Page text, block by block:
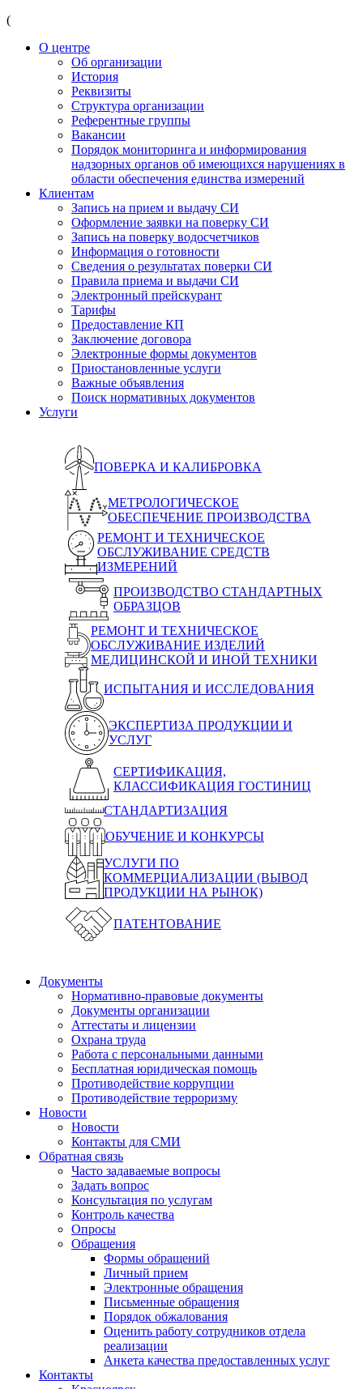
(
О центре
Об организации
История
Реквизиты
Структура организации
Референтные группы
Вакансии
Порядок мониторинга и информирования
надзорных органов об имеющихся нарушениях в
области обеспечения единства измерений
Клиентам
Запись на прием и выдачу СИ
Оформление заявки на поверку СИ
Запись на поверку водосчетчиков
Информация о готовности
Сведения о результатах поверки СИ
Правила приема и выдачи СИ
Электронный прейскурант
Тарифы
Предоставление КП
Заключение договора
Электронные формы документов
Приостановленные услуги
Важные объявления
Поиск нормативных документов
Услуги
ПОВЕРКА И КАЛИБРОВКА
МЕТРОЛОГИЧЕСКОЕ
ОБЕСПЕЧЕНИЕ ПРОИЗВОДСТВА
РЕМОНТ И ТЕХНИЧЕСКОЕ
ОБСЛУЖИВАНИЕ СРЕДСТВ
ИЗМЕРЕНИЙ
ПРОИЗВОДСТВО СТАНДАРТНЫХ
ОБРАЗЦОВ
РЕМОНТ И ТЕХНИЧЕСКОЕ
ОБСЛУЖИВАНИЕ ИЗДЕЛИЙ
МЕДИЦИНСКОЙ И ИНОЙ ТЕХНИКИ
ИСПЫТАНИЯ И ИССЛЕДОВАНИЯ
ЭКСПЕРТИЗА ПРОДУКЦИИ И
УСЛУГ
СЕРТИФИКАЦИЯ,
КЛАССИФИКАЦИЯ ГОСТИНИЦ
СТАНДАРТИЗАЦИЯ
ОБУЧЕНИЕ И КОНКУРСЫ
УСЛУГИ ПО
КОММЕРЦИАЛИЗАЦИИ (ВЫВОД
ПРОДУКЦИИ НА РЫНОК)
ПАТЕНТОВАНИЕ
Документы
Нормативно-правовые документы
Документы организации
Аттестаты и лицензии
Охрана труда
Работа с персональными данными
Бесплатная юридическая помощь
Противодействие коррупции
Противодействие терроризму
Новости
Новости
Контакты для СМИ
Обратная связь
Часто задаваемые вопросы
Задать вопрос
Консультация по услугам
Контроль качества
Опросы
Обращения
Формы обращений
Личный прием
Электронные обращения
Письменные обращения
Порядок обжалования
Оценить работу сотрудников отдела
реализации
Анкета качества предоставленных услуг
Контакты